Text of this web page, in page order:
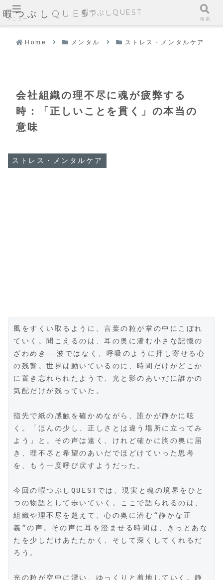
暇つぶしQUEST
Home メンタル ストレス・メンタルケア
会社組織の理不尽に魂が疲弊する
時：「正しいことを貫く」の本当の
意味
ストレス・メンタルケア
風をすくい取るように、言葉の粒が掌の中にこぼれ
ていく。聞こえるのは、耳の奥に潜む小さな記憶の
ざわめき――波ではなく、呼吸のように押し寄せる心
の残響。世界は動いているのに、時間だけがどこか
に置き忘れられたようで、光と影のあいだに誰かの
気配だけが残っていた。
指先で紙の感触を確かめながら、誰かが静かに呟
く。「ほんの少し、正しさとは違う場所に立ってみ
よう」と。その声は遠く、けれど確かに胸の奥に届
き、理不尽と希望のあいだでほどけていった思考
を、もう一度呼び戻すようだった。
今回の暇つぶしQUESTでは、現実と魂の境界をひと
つの物語として歩いていく。ここで語られるのは、
組織や理不尽を超えて、心の奥に潜む“静かな正
義”の声。その声に耳を澄ませる時間は、きっとあな
たを少しだけあたたかく、そして深くしてくれるだ
ろう。
光の粒が空中に漂い、ゆっくりと着地していく。静
メニュー
暇つぶしQUEST
検索